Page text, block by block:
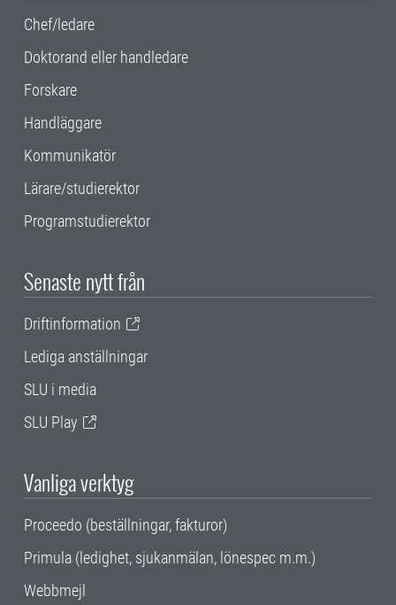
Chef/ledare
Doktorand eller handledare
Forskare
Handläggare
Kommunikatör
Lärare/studierektor
Programstudierektor
Senaste nytt från
Driftinformation
Lediga anställningar
SLU i media
SLU Play
Vanliga verktyg
Proceedo (beställningar, fakturor)
Primula (ledighet, sjukanmälan, lönespec m.m.)
Webbmejl